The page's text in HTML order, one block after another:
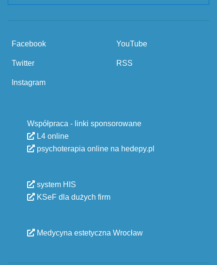
Facebook
Twitter
Instagram
YouTube
RSS
Współpraca - linki sponsorowane
L4 online
psychoterapia online na hedepy.pl
system HIS
KSeF dla dużych firm
Medycyna estetyczna Wrocław